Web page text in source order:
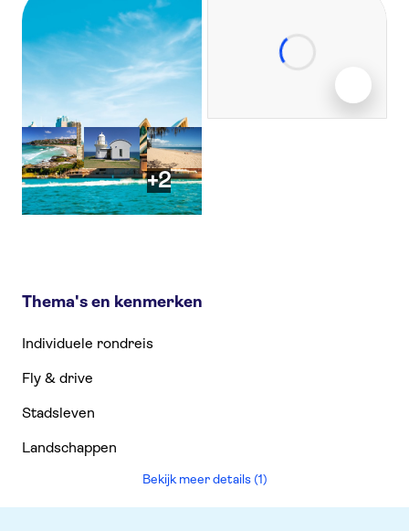
+2
Thema's en kenmerken
Individuele rondreis
Fly & drive
Stadsleven
Landschappen
Bekijk meer details (1)